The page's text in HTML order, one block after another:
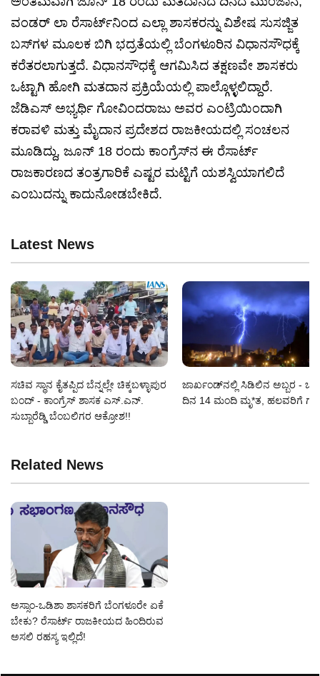
ವಂಡರ್ ಲಾ ರೆಸಾರ್ಟ್‌ನಿಂದ ಎಲ್ಲಾ ಶಾಸಕರನ್ನು ವಿಶೇಷ ಸುಸಜ್ಜಿತ
ಬಸ್‌ಗಳ ಮೂಲಕ ಬಿಗಿ ಭದ್ರತೆಯಲ್ಲಿ ಬೆಂಗಳೂರಿನ ವಿಧಾನಸೌಧಕ್ಕೆ
ಕರೆತರಲಾಗುತ್ತದೆ. ವಿಧಾನಸೌಧಕ್ಕೆ ಆಗಮಿಸಿದ ತಕ್ಷಣವೇ ಶಾಸಕರು
ಒಟ್ಟಾಗಿ ಹೋಗಿ ಮತದಾನ ಪ್ರಕ್ರಿಯೆಯಲ್ಲಿ ಪಾಲ್ಗೊಳ್ಳಲಿದ್ದಾರೆ.
ಜೆಡಿಎಸ್ ಅಭ್ಯರ್ಥಿ ಗೋವಿಂದರಾಜು ಅವರ ಎಂಟ್ರಿಯಿಂದಾಗಿ
ಕರಾವಳಿ ಮತ್ತು ಮೈದಾನ ಪ್ರದೇಶದ ರಾಜಕೀಯದಲ್ಲಿ ಸಂಚಲನ
ಮೂಡಿದ್ದು, ಜೂನ್ 18 ರಂದು ಕಾಂಗ್ರೆಸ್‌ನ ಈ ರೆಸಾರ್ಟ್
ರಾಜಕಾರಣದ ತಂತ್ರಗಾರಿಕೆ ಎಷ್ಟರ ಮಟ್ಟಿಗೆ ಯಶಸ್ವಿಯಾಗಲಿದೆ
ಎಂಬುದನ್ನು ಕಾದುನೋಡಬೇಕಿದೆ.
Latest News
ಸಚಿವ ಸ್ಥಾನ ಕೈತಪ್ಪಿದ ಬೆನ್ನಲ್ಲೇ ಚಿಕ್ಕಬಳ್ಳಾಪುರ
ಬಂದ್ - ಕಾಂಗ್ರೆಸ್ ಶಾಸಕ ಎಸ್‌.ಎನ್‌.
ಸುಬ್ಬಾರೆಡ್ಡಿ ಬೆಂಬಲಿಗರ ಆಕ್ರೋಶ!!
ಜಾರ್ಖಂಡ್‌ನಲ್ಲಿ ಸಿಡಿಲಿನ ಅಬ್ಬರ -
ದಿನ 14 ಮಂದಿ ಮೃ*ತ, ಹಲವರಿಗೆ
Related News
ಅಸ್ಸಾಂ-ಒಡಿಶಾ ಶಾಸಕರಿಗೆ ಬೆಂಗಳೂರೇ ಏಕೆ
ಬೇಕು? ರೆಸಾರ್ಟ್ ರಾಜಕೀಯದ ಹಿಂದಿರುವ
ಅಸಲಿ ರಹಸ್ಯ ಇಲ್ಲಿದೆ!